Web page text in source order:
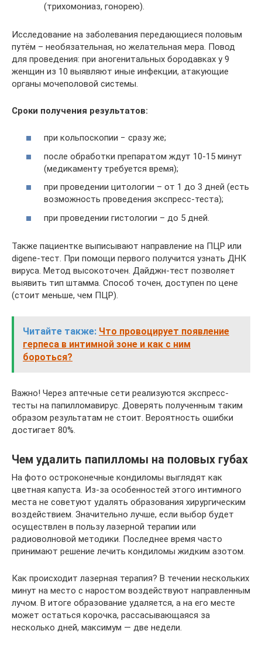
(трихомониаз, гонорею).
Исследование на заболевания передающиеся половым
путём – необязательная, но желательная мера. Повод
для проведения: при аногенитальных бородавках у 9
женщин из 10 выявляют иные инфекции, атакующие
органы мочеполовой системы.
Сроки получения результатов:
при кольпоскопии − сразу же;
после обработки препаратом ждут 10-15 минут
(медикаменту требуется время);
при проведении цитологии – от 1 до 3 дней (есть
возможность проведения экспресс-теста);
при проведении гистологии – до 5 дней.
Также пациентке выписывают направление на ПЦР или
digene-тест. При помощи первого получится узнать ДНК
вируса. Метод высокоточен. Дайджн-тест позволяет
выявить тип штамма. Способ точен, доступен по цене
(стоит меньше, чем ПЦР).
Читайте также: Что провоцирует появление
герпеса в интимной зоне и как с ним
бороться?
Важно! Через аптечные сети реализуются экспресс-
тесты на папилломавирус. Доверять полученным таким
образом результатам не стоит. Вероятность ошибки
достигает 80%.
Чем удалить папилломы на половых губах
На фото остроконечные кондиломы выглядят как
цветная капуста. Из-за особенностей этого интимного
места не советуют удалять образования хирургическим
воздействием. Значительно лучше, если выбор будет
осуществлен в пользу лазерной терапии или
радиоволновой методики. Последнее время часто
принимают решение лечить кондиломы жидким азотом.
Как происходит лазерная терапия? В течении нескольких
минут на место с наростом воздействуют направленным
лучом. В итоге образование удаляется, а на его месте
может остаться корочка, рассасывающаяся за
несколько дней, максимум — две недели.